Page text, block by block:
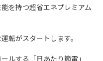
を持つ超省エネプレミアム
転がスタートします。
ルする「日あたり節電」